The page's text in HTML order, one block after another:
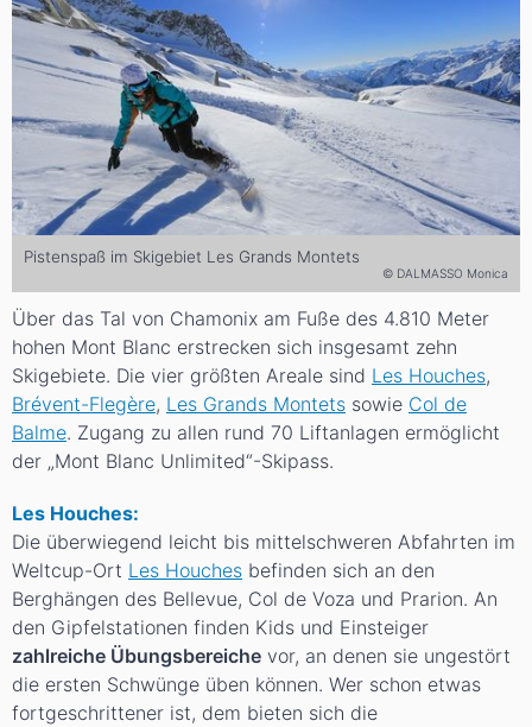
Pistenspaß im Skigebiet Les Grands Montets
© DALMASSO Monica
Über das Tal von Chamonix am Fuße des 4.810 Meter
hohen Mont Blanc erstrecken sich insgesamt zehn
Skigebiete. Die vier größten Areale sind Les Houches,
Brévent-Flegère, Les Grands Montets sowie Col de
Balme. Zugang zu allen rund 70 Liftanlagen ermöglicht
der „Mont Blanc Unlimited“-Skipass.
Les Houches:
Die überwiegend leicht bis mittelschweren Abfahrten im
Weltcup-Ort Les Houches befinden sich an den
Berghängen des Bellevue, Col de Voza und Prarion. An
den Gipfelstationen finden Kids und Einsteiger
zahlreiche Übungsbereiche vor, an denen sie ungestört
die ersten Schwünge üben können. Wer schon etwas
fortgeschrittener ist, dem bieten sich die